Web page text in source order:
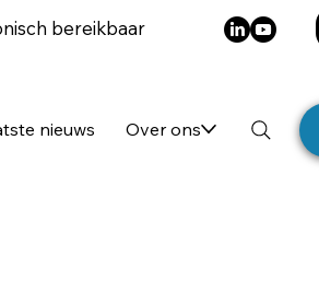
nieuws Over ons
bereikbaar